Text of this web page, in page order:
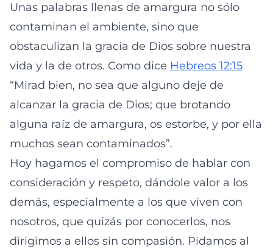
Unas palabras llenas de amargura no sólo
contaminan el ambiente, sino que
obstaculizan la gracia de Dios sobre nuestra
vida y la de otros. Como dice Hebreos 12:15
“Mirad bien, no sea que alguno deje de
alcanzar la gracia de Dios; que brotando
alguna raíz de amargura, os estorbe, y por ella
muchos sean contaminados”.
Hoy hagamos el compromiso de hablar con
consideración y respeto, dándole valor a los
demás, especialmente a los que viven con
nosotros, que quizás por conocerlos, nos
dirigimos a ellos sin compasión. Pidamos al